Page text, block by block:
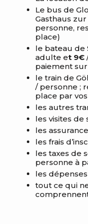
Le bus de
Gasthaus
personne,
place)
le bateau de
adulte et 9€
paiement
le train de
/ personne ;
place par
les autres
les visites de
les
les frais
les taxes de
personne à
les
tout ce qui